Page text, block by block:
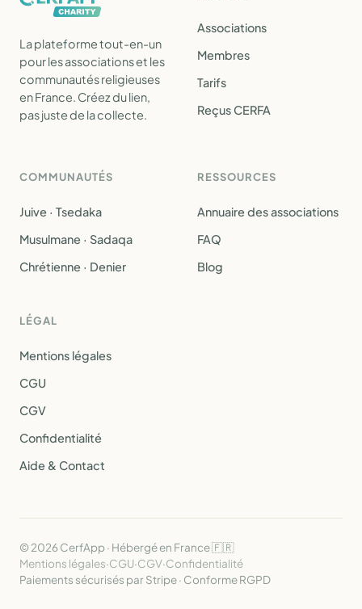
La plateforme tout-en-un
pour les associations et les
communautés religieuses
en France. Créez du lien,
pas juste de la collecte.
Associations
Membres
Tarifs
Reçus CERFA
COMMUNAUTÉS
Juive · Tsedaka
Musulmane · Sadaqa
Chrétienne · Denier
RESSOURCES
Annuaire des associations
FAQ
Blog
LÉGAL
Mentions légales
CGU
CGV
Confidentialité
Aide & Contact
© 2026 CerfApp · Hébergé en France 🇫🇷
Mentions légales·CGU·CGV·Confidentialité
Paiements sécurisés par Stripe · Conforme RGPD